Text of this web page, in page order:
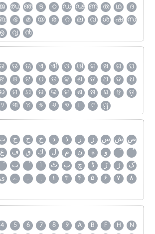
ജ ഝ ഞ ട ഠ ഡ ഢ ണ ത ഥ
ദ
ഭ മ യ ര റ ല വ ശ ഷ
സ
൭ ൮ ൯
ଊ ଋ ଏ ଐ ଓ ଔ କ ଖ ଗ
ଘ
ଝ ଞ ଟ ଠ ଡ ଢ ଣ ତ ଥ ଦ
ଧ
ଭ ମ ଯ ର ଲ ଳ ଶ ଷ ସ ହ
ଡ଼
୨ ୩ ୪ ୫ ୬ ୭ ୮ ୯ ୱ
ث ج ح خ د ذ ر ز س ش ص
غ ف ق ك ل م ن ه
و
ٮ
ٲ ٹ پ چ ڈ ڑ ژ
ک
ی ے ۔ ۱ ۳ ۴ ۵ ۶ ۷
۸
4 5 6 7 8 9 A B F H
N